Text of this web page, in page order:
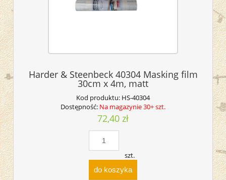
Harder & Steenbeck 40304 Masking film
30cm x 4m, matt
Kod produktu: HS-40304
Dostępność: Na magazynie 30+ szt.
72,40 zł
szt.
do koszyka